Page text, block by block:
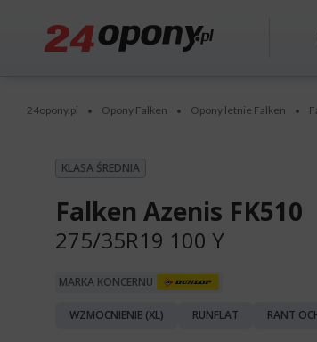
24opony.pl • Opony Falken • Opony letnie Falken •
KLASA ŚREDNIA
Falken Azenis FK510
275/35R19 100 Y
MARKA KONCERNU
WZMOCNIENIE (XL) RUNFLAT RANT